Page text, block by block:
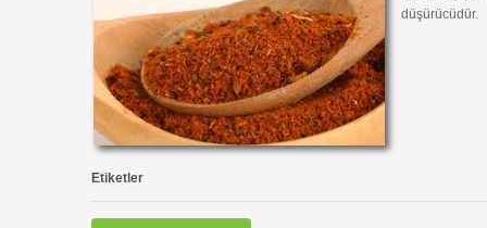
düşürücüdür.
Etiketler